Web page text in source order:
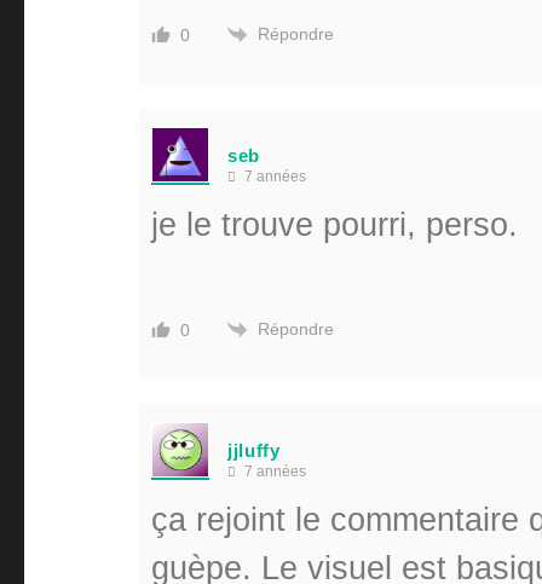
0 Répondre
seb
7 années
je le trouve pourri, perso.
0 Répondre
jjluffy
7 années
ça rejoint le commentaire
guèpe. Le visuel est